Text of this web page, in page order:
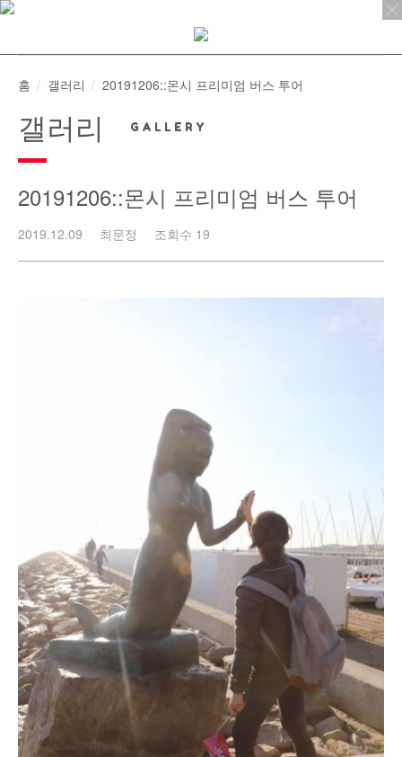
Skip
홈 갤러리 20191206::몬시 프리미엄 버스 투어
갤러리
20191206::몬시 프리미엄 버스 투어
2019.12.09 최문정 조회수 19